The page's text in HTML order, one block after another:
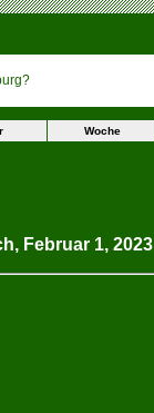
Woche
Februar 1, 2023